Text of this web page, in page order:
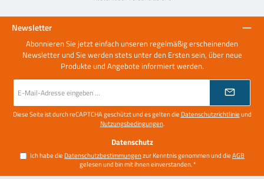
Newsletter
Abonnieren Sie jetzt einfach unseren regelmäßig erscheinenden
Newsletter und Sie werden stets unter den Ersten sein, über neue
Produkte und Angebote informiert werden.
E-
Mail-
Adresse
*
Diese Seite ist durch reCAPTCHA geschützt und es gelten die Datenschutzrichtlinieund
Nutzungsbedingungen.
Datenschutz
Ich habe die Datenschutzbestimmungenzur Kenntnis genommen und dieAGB
gelesen und bin mit ihnen einverstanden.*